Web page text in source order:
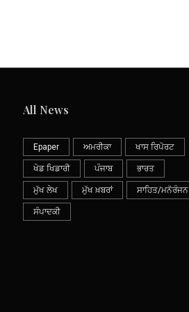
All News
Epaper ਅਮਰੀਕਾ ਖਾਸ ਰਿਪੋਰਟ
ਖੇਡ ਖਿਡਾਰੀ ਪੰਜਾਬ ਭਾਰਤ
ਮੁੱਖ ਲੇਖ ਮੁੱਖ ਖ਼ਬਰਾਂ ਸਾਹਿਤ/ਮਨੋਰੰਜਨ
ਸੰਪਾਦਕੀ